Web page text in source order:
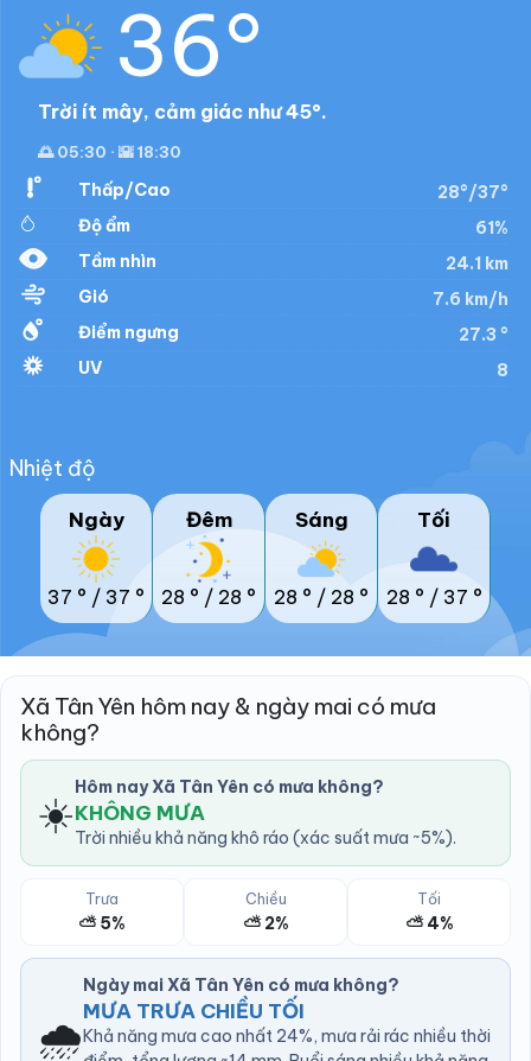
36°
Trời ít mây, cảm giác như 45°.
🌅 05:30 · 🌇 18:30
Thấp/Cao
28°/37°
Độ ẩm
61%
Tầm nhìn
24.1 km
Gió
7.6 km/h
Điểm ngưng
27.3 °
UV
8
Nhiệt độ
Ngày
37 ° / 37 °
Đêm
28 ° / 28 °
Sáng
28 ° / 28 °
Tối
28 ° / 37 °
Xã Tân Yên hôm nay & ngày mai có mưa
không?
☀️ Hôm nay Xã Tân Yên có mưa không?
KHÔNG MƯA
Trời nhiều khả năng khô ráo (xác suất mưa ~5%).
Trưa
⛅ 5%
Chiều
⛅ 2%
Tối
⛅ 4%
🌧️
Ngày mai Xã Tân Yên có mưa không?
MƯA TRƯA CHIỀU TỐI
Khả năng mưa cao nhất 24%, mưa rải rác nhiều thời